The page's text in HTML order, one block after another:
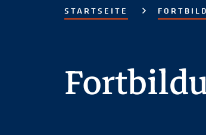
STARTSEITE